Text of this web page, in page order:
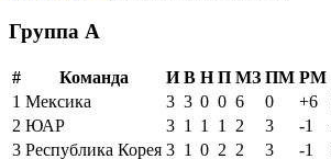
Группа A
# Команда И В Н П МЗ ПМ РМ
1 Мексика 3 3 0 0 6 0 +6
2 ЮАР 3 1 1 1 2 3 -1
3 Республика Корея 3 1 0 2 2 3 -1